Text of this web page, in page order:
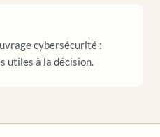
cybersécurité :
utiles à la décision.